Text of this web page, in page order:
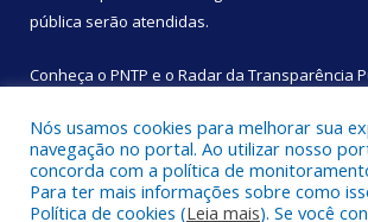
pública serão atendidas.
Conheça o PNTP e o Radar da Transparência
Todos os direitos reservados a Câmara
Nós usamos cookies para melhorar sua
navegação no portal. Ao utilizar nosso
concorda com a política de
Para ter mais informações sobre como
Política de cookies (Leia mais). Se você